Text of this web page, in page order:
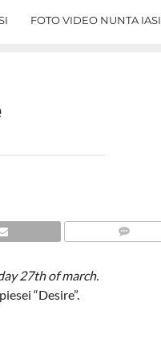
FOTO VIDEO NUNTA IASI
27th of march.
“Desire”.